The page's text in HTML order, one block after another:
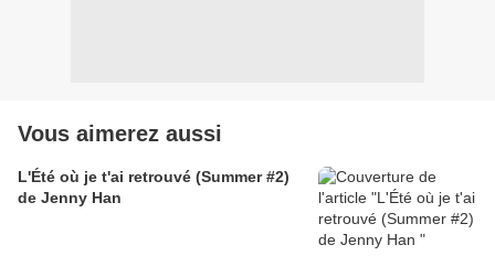
Vous aimerez aussi
L'Été où je t'ai retrouvé (Summer #2)
de Jenny Han